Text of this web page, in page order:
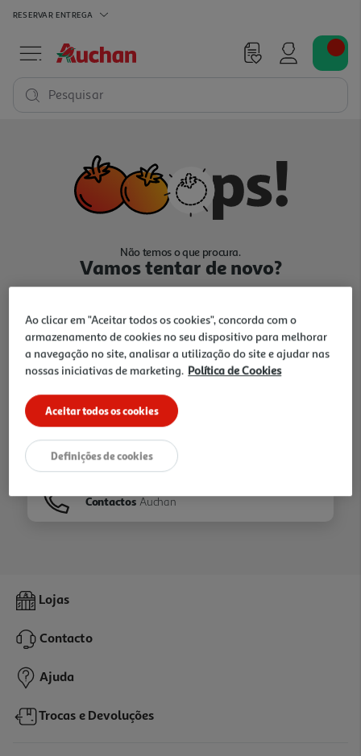
RESERVAR ENTREGA
Pesquisar
Não temos o que procura.
Vamos tentar de novo?
Ir para Homepage
Folhetos
Contactos Auchan
Lojas
Contacto
Ajuda
Trocas e Devoluções
Ao clicar em "Aceitar todos os cookies", concorda com o
armazenamento de cookies no seu dispositivo para melhorar
a navegação no site, analisar a utilização do site e ajudar nas
nossas iniciativas de marketing. Política de Cookies
Aceitar todos os cookies
Definições de cookies